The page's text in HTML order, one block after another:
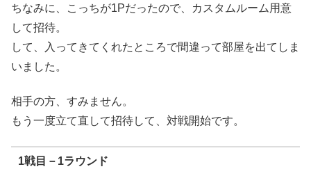
ちなみに、こっちが1Pだったので、カスタムルーム用意
して招待。
して、入ってきてくれたところで間違って部屋を出てしま
いました。
相手の方、すみません。
もう一度立て直して招待して、対戦開始です。
1戦目－1ラウンド